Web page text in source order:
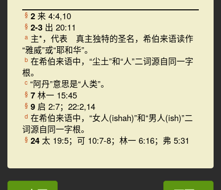
§ 2 来 4:4,10
§ 2-3 出 20:11
a 主*，代表 真主独特的圣名，希伯来语读作
“雅威”或“耶和华”。
b 在希伯来语中，“尘土”和“人”二词源自同一字
根。
c “阿丹”意思是“人类”。
§ 7 林一 15:45
§ 9 启 2:7；22:2,14
d 在希伯来语中，“女人(ishah)”和“男人(ish)”二
词源自同一字根。
§ 24 太 19:5；可 10:7-8；林一 6:16；弗 5:31